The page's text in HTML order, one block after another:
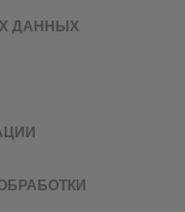
ДАННЫХ